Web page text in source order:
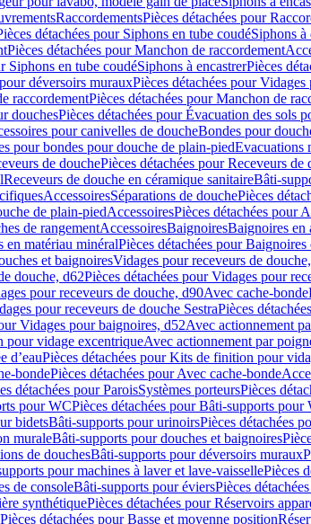
RaccordementsPièces détachées pour
détachées pour Siphons en tube coudéSiphons
Pièces détachées pour Manchon de raccordement
Siphons en tube coudéSiphons à encastrerPièces
déversoirs murauxPièces détachées pour
raccordementPièces détachées pour Manchon de
douchesPièces détachées pour Évacuation des sols
pour canivelles de doucheBondes pour
pour bondes pour douche de plain-piedEvacuations
de douchePièces détachées pour Receveurs de
Receveurs de douche en céramique sanitaireBâti-
AccessoiresSéparations de douchePièces
de plain-piedAccessoiresPièces détachées pour
de rangementAccessoiresBaignoiresBaignoires en
en matériau minéralPièces détachées pour
et baignoiresVidages pour receveurs de
douche, d62Pièces détachées pour Vidages pour
pour receveurs de douche, d90Avec cache-bonde
pour receveurs de douche SestraPièces
Vidages pour baignoires, d52Avec actionnement
pour vidage excentriqueAvec actionnement par
d’eauPièces détachées pour Kits de finition pour
bondePièces détachées pour Avec cache-bonde
détachées pour ParoisSystèmes porteursPièces
pour WCPièces détachées pour Bâti-supports pour
bidetsBâti-supports pour urinoirsPièces détachées
muraleBâti-supports pour douches et baignoires
de douchesBâti-supports pour déversoirs muraux
pour machines à laver et lave-vaissellePièces
de consoleBâti-supports pour éviersPièces
synthétiquePièces détachées pour Réservoirs
Pièces détachées pour Basse et moyenne position